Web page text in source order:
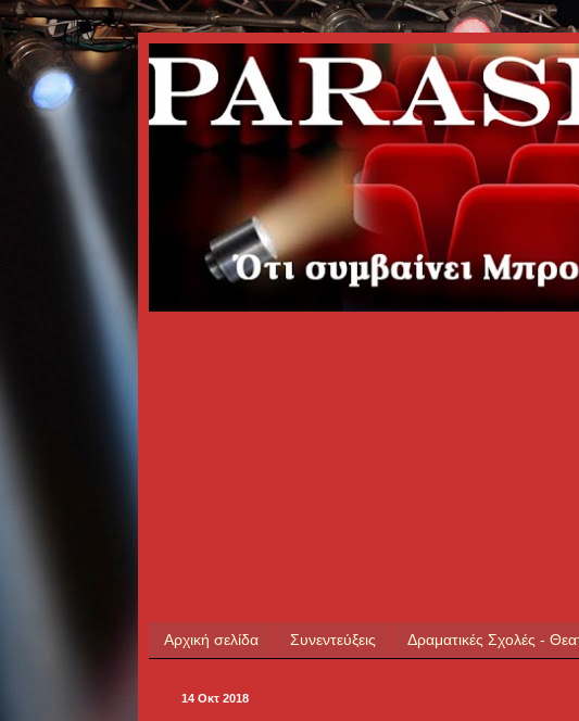
Αρχική σελίδα Συνεντεύξεις Δραματικές Σχολές -
14 Οκτ 2018